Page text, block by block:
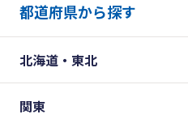
都道府県から探す
北海道・東北
関東